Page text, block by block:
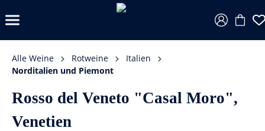
Alle Weine Rotweine
Italien
Norditalien und Piemont
Rosso del Veneto "Casal Moro",
Venetien